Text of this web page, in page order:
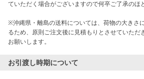
ていただく場合がございますので何卒ご了承のほ
※沖縄県・離島の送料については、荷物の大きさ
るため、原則ご注文後に見積もりとさせていただ
お願いします。
お引渡し時期について